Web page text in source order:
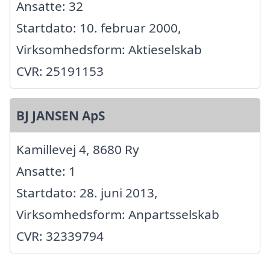
Ansatte: 32
Startdato: 10. februar 2000,
Virksomhedsform: Aktieselskab
CVR: 25191153
BJ JANSEN ApS
Kamillevej 4, 8680 Ry
Ansatte: 1
Startdato: 28. juni 2013,
Virksomhedsform: Anpartsselskab
CVR: 32339794